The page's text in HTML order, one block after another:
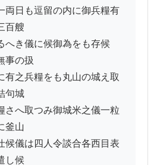
日も逗留の内に御兵糧有
百艘
き儀に候御為をも存候
事の扱
之兵糧をも丸山の城え取
句城
へ取つみ御城米之儀一粒
釜山
儀は四人令談合各西目表
し候